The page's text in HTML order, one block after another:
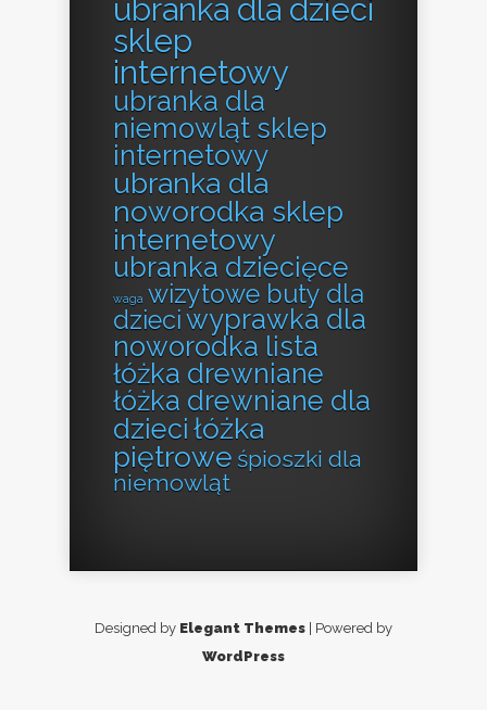
ubranka dla dzieci
sklep
internetowy
ubranka dla
niemowląt sklep
internetowy
ubranka dla
noworodka sklep
internetowy
ubranka dziecięce
waga wizytowe buty dla
dzieciwyprawka dla
noworodka lista
łóżka drewniane
łóżka drewniane dla
dzieci łóżka
piętrowe śpioszki dla
niemowląt
Designed by Elegant Themes | Powered by
WordPress